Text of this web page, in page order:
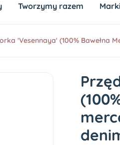
Tworzymy razem Marki
'Vesennaya' (100% Bawełna